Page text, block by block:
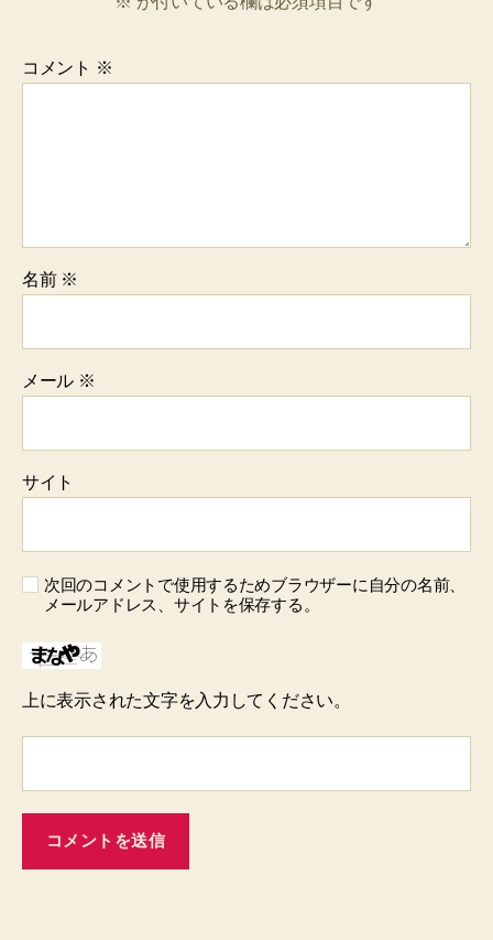
コメント ※
名前 ※
メール ※
サイト
次回のコメントで使用するためブラウザーに自分の名前、
メールアドレス、サイトを保存する。
上に表示された文字を入力してください。